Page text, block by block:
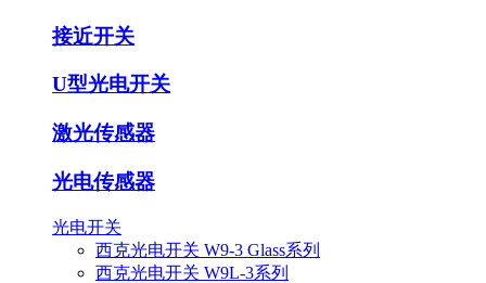
接近开关
U型光电开关
激光传感器
光电传感器
光电开关
西克光电开关 W9-3 Glass系列
西克光电开关 W9L-3系列